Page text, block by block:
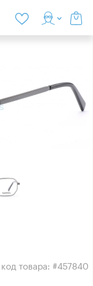
код товара: #457840